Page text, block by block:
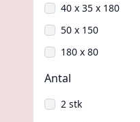
40 x 35 x 180
50 x 150
180 x 80
Antal
2 stk